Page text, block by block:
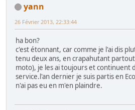
yann
26 Février 2013, 22:33:44
ha bon?
c'est étonnant, car comme je l'ai dis
tenu deux ans, en crapahutant
moto), je les ai toujours et continuent
service.l'an dernier je suis partis en
n'ai pas eu en m'en plaindre.